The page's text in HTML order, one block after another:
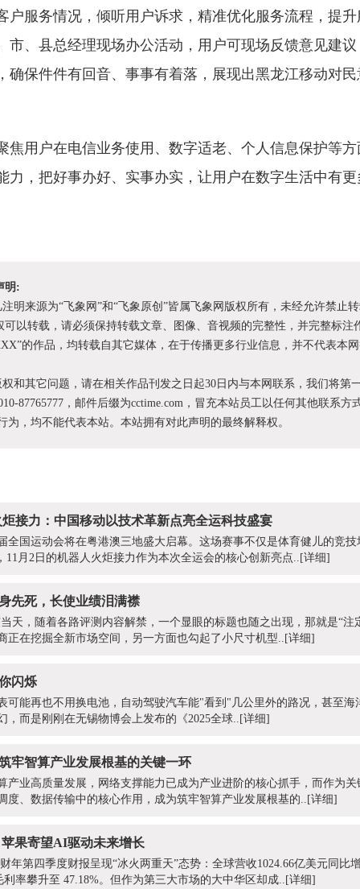
户服务情况，倾听用户诉求，精准优化服务流程，提
市、县总经理现场办公活动，用户可现场反馈意见建
确保件件有回音、事事有着落，展现出黑龙江移动对
焦用户在电信业务使用、数字适老、个人信息保护等
力，把好事办好、实事办实，让用户在数字生活中有
明:
明来源为“飞象网”和“飞象原创”皆属飞象网版权所有，未经允许禁止
可以转载，请必须保持转载文章、图像、音视频的完整性，并完整标注
的作品，均转载自其它媒体，在于传播更多行业信息，并不代表本
和其它问题，请在相关作品刊发之日起30日内与本网联系，我们将第
87765777，邮件后缀为cctime.com，冒充本站员工以任何其他联系方
为，均不能代表本站。本站拥有对此声明的最终解释权。
接力：中国移动以技术革新点亮全运科技盛宴
全国运动会将在粤港澳三地盛大启幕。这场赛事不仅是体育健儿的竞
11月2日的机器人火炬接力作为本次全运会的核心创新亮点.. [详细]
先死，长使业绩泪满襟
天，随着各路评测内容解禁，一个显眼的标题也随之出现，那就是“注
正在挖掘全新市场空间，另一方面也勾起了小尺寸机型.. [详细]
闪烁
可能再也不用换电池，自动驾驶汽车能"看到"几公里外的路况，甚至海
，而是刚刚在无锡物博会上发布的《2025全球.. [详细]
牢智算产业发展根基的关键一环
产业高质量发展，网络支撑能力已成为产业进阶的核心抓手，而作为
度、数据传输中的核心作用，成为筑牢智算产业发展根基的.. [详细]
果寄望AI驱动未来增长
年第四季度财报呈现“冰火两重天”态势：全球营收1024.66亿美元同比
利率攀升至 47.18%。但作为第三大市场的大中华区却成.. [详细]